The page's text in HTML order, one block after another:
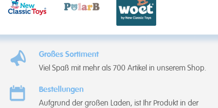
Großes Sortiment
Viel Spaß mit mehr als 700 Artikel in unserem Shop.
Bestellungen
Aufgrund der großen Laden, ist Ihr Produkt in der